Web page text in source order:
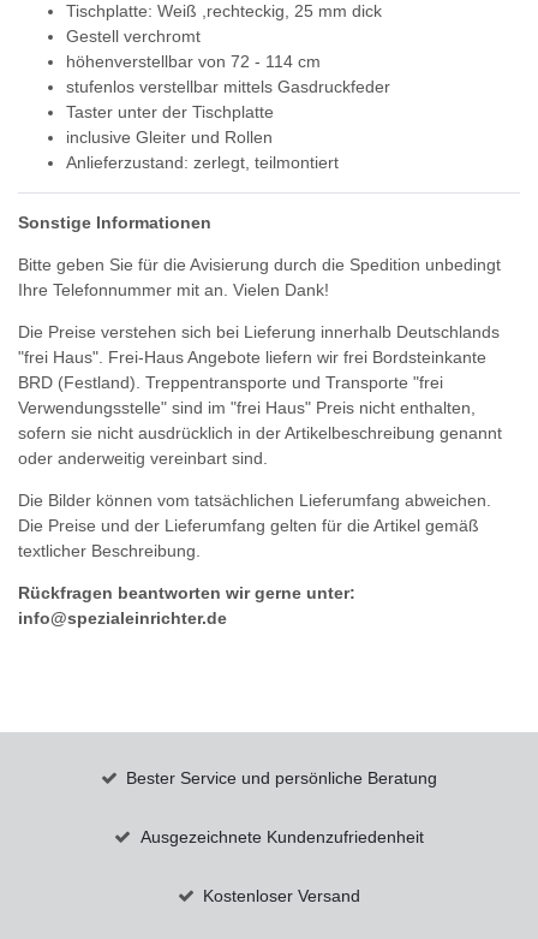
Tischplatte: Weiß ,rechteckig, 25 mm dick
Gestell verchromt
höhenverstellbar von 72 - 114 cm
stufenlos verstellbar mittels Gasdruckfeder
Taster unter der Tischplatte
inclusive Gleiter und Rollen
Anlieferzustand: zerlegt, teilmontiert
Sonstige Informationen
Bitte geben Sie für die Avisierung durch die Spedition unbedingt
Ihre Telefonnummer mit an. Vielen Dank!
Die Preise verstehen sich bei Lieferung innerhalb Deutschlands
"frei Haus". Frei-Haus Angebote liefern wir frei Bordsteinkante
BRD (Festland). Treppentransporte und Transporte "frei
Verwendungsstelle" sind im "frei Haus" Preis nicht enthalten,
sofern sie nicht ausdrücklich in der Artikelbeschreibung genannt
oder anderweitig vereinbart sind.
Die Bilder können vom tatsächlichen Lieferumfang abweichen.
Die Preise und der Lieferumfang gelten für die Artikel gemäß
textlicher Beschreibung.
Rückfragen beantworten wir gerne unter:
info@spezialeinrichter.de
Bester Service und persönliche Beratung
Ausgezeichnete Kundenzufriedenheit
Kostenloser Versand